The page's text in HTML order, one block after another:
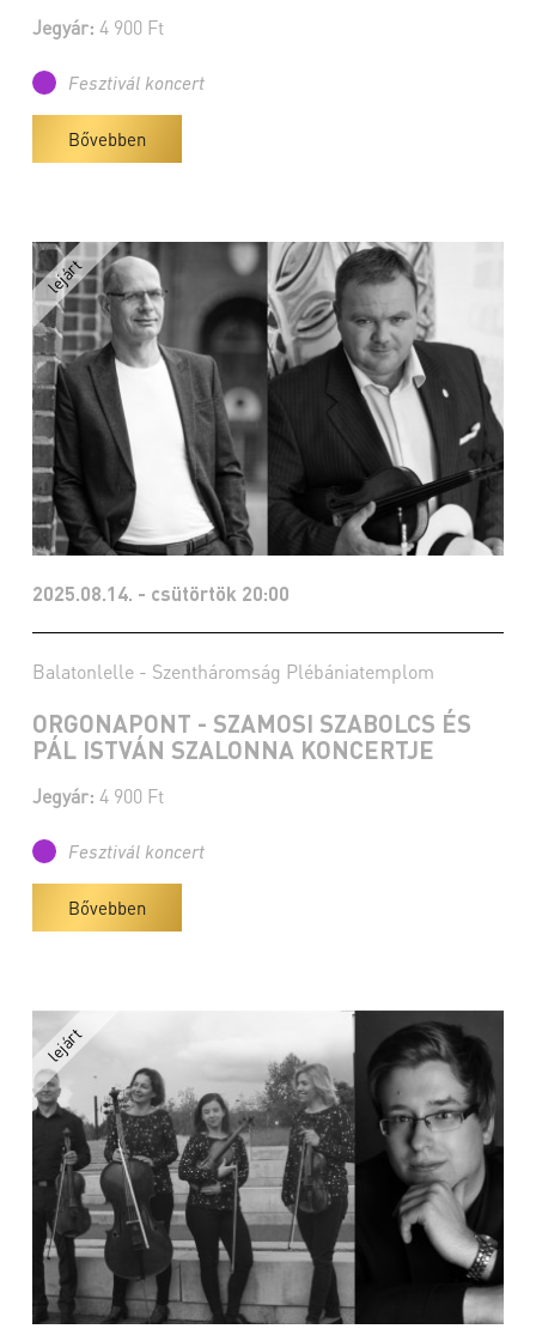
Jegyár: 4 900 Ft
Fesztivál koncert
Bővebben
2025.08.14. - csütörtök 20:00
Balatonlelle - Szentháromság Plébániatemplom
ORGONAPONT - SZAMOSI SZABOLCS ÉS
PÁL ISTVÁN SZALONNA KONCERTJE
Jegyár: 4 900 Ft
Fesztivál koncert
Bővebben